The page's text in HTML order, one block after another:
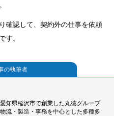
確認して、契約外の仕事を依頼
す。
の執筆者
知県稲沢市で創業した丸徳グループ
流・製造・事務を中心とした多種多